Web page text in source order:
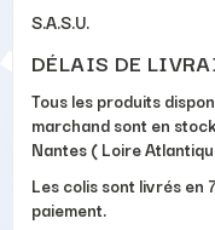
S.A.S.U.
DÉLAIS DE
Tous les produits
marchand sont en
Nantes ( Loire
Les colis sont livrés
paiement.